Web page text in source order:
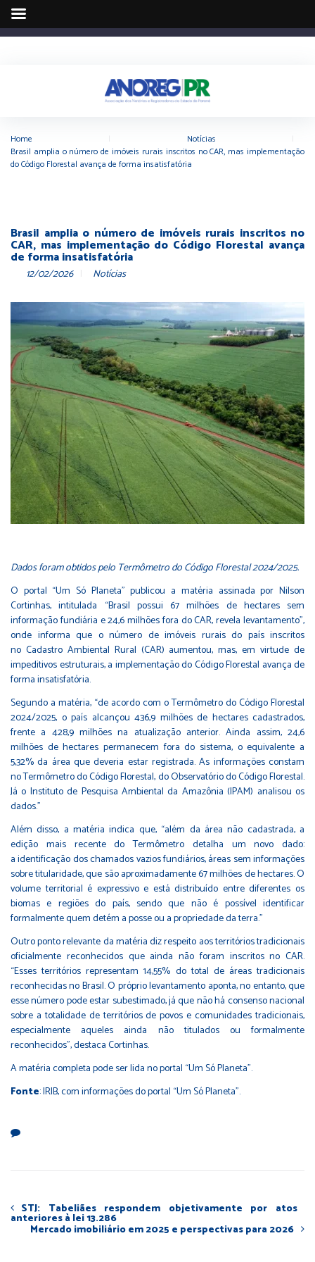
Home Notícias
Brasil amplia o número de imóveis rurais inscritos no CAR, mas implementação
do Código Florestal avança de forma insatisfatória
Brasil amplia o número de imóveis rurais inscritos no
CAR, mas implementação do Código Florestal avança
de forma insatisfatória
12/02/2026 Notícias
Dados foram obtidos pelo Termômetro do Código Florestal 2024/2025.
O portal “Um Só Planeta” publicou a matéria assinada por Nilson
Cortinhas, intitulada “Brasil possui 67 milhões de hectares sem
informação fundiária e 24,6 milhões fora do CAR, revela levantamento”,
onde informa que o número de imóveis rurais do país inscritos
no Cadastro Ambiental Rural (CAR) aumentou, mas, em virtude de
impeditivos estruturais, a implementação doCódigo Florestal avança de
forma insatisfatória.
Segundo a matéria, “de acordo com o Termômetro do Código Florestal
2024/2025, o país alcançou 436,9 milhões de hectares cadastrados,
frente a 428,9 milhões na atualização anterior. Ainda assim, 24,6
milhões de hectares permanecem fora do sistema, o equivalente a
5,32% da área que deveria estar registrada. As informações constam
noTermômetro do Código Florestal, do Observatório do Código Florestal.
Já o Instituto de Pesquisa Ambiental da Amazônia (IPAM) analisou os
dados.”
Além disso, a matéria indica que, “além da área não cadastrada, a
edição mais recente do Termômetro detalha um novo dado:
a identificação dos chamados vazios fundiários, áreas sem informações
sobre titularidade, que são aproximadamente 67 milhões de hectares. O
volume territorial é expressivo e está distribuído entre diferentes os
biomas e regiões do país, sendo que não é possível identificar
formalmente quem detém a posse ou a propriedade da terra.”
Outro ponto relevante da matéria diz respeito aos territórios tradicionais
oficialmente reconhecidos que ainda não foram inscritos no CAR.
“Esses territórios representam 14,55% do total de áreas tradicionais
reconhecidas no Brasil. O próprio levantamento aponta, no entanto, que
esse número pode estar subestimado, já que não há consenso nacional
sobre a totalidade de territórios de povos e comunidades tradicionais,
especialmente aqueles ainda não titulados ou formalmente
reconhecidos”, destaca Cortinhas.
A matéria completa pode ser lida no portal “Um Só Planeta”.
Fonte: IRIB, com informações do portal “Um Só Planeta”.
STJ: Tabeliães respondem objetivamente por atos
anteriores à lei 13.286
Mercado imobiliário em 2025 e perspectivas para 2026